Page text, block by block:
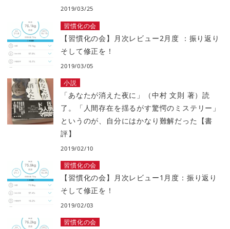
2019/03/25
習慣化の会
【習慣化の会】月次レビュー2月度 ：振り返り
そして修正を！
2019/03/05
小説
「あなたが消えた夜に」（中村 文則 著）読
了。「人間存在を揺るがす驚愕のミステリー」
というのが、自分にはかなり難解だった【書
評】
2019/02/10
習慣化の会
【習慣化の会】月次レビュー1月度：振り返り
そして修正を！
2019/02/03
習慣化の会